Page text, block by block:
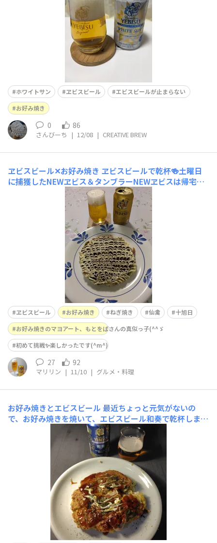
族が作ったお好み焼きに合わせて飲みました。グラスの形
ホワイトサン ヱビスビール
エビスビールが止まらない
お好み焼き
0 86
さんびーち | 12/08 | CREATIVE BREW
ヱビスビール✕お好み焼き ヱビスビールで乾杯🍻土曜日
に捕獲したNEWヱビス＆タンブラーNEWヱビスは帰宅後
すぐに冷蔵庫でスタンバイ🍺昨夜、お好み焼きと一緒に美
味しくいただきました🍺✨お好み焼き2枚目は、ねぎ焼き
食べる時にお醤油とマヨネーズをかけて3枚目はキャベツ
と青ねぎのお好み焼き美味しかったです ご馳
ヱビスビール お好み焼き ねぎ焼き 仙禽
十旭日
お好み焼きのマヨアート、もとをばさんの真似っ子(^^ゞ
初めて挑戦✨楽しかったです(^m^)
27 92
マリリン | 11/10 | グルメ・料理
お好み焼きとエビスビール 最近ちょっと元気がないの
で、お好み焼きを焼いて、エビスビール和奏で乾杯しまし
た。少し元気になりました。